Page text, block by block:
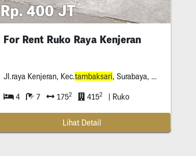
Rp. 400 JT
For Rent Ruko Raya Kenjeran
Jl.raya Kenjeran, Kec.tambaksari, Surabaya, Jawatimur, *****
4 7 1752 4152 | Ruko
Lihat Detail